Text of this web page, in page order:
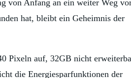
von Anfang an ein weiter Weg
hat, bleibt ein Geheimnis der
Pixeln auf, 32GB nicht
die Energiesparfunktionen der